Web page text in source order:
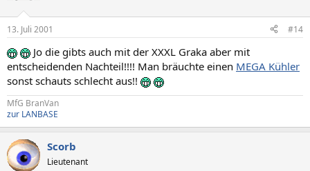
13. Juli 2001 #14
Jo die gibts auch mit der XXXL Graka aber mit
entscheidenden Nachteil!!!! Man bräuchte einen MEGA Kühler
sonst schauts schlecht aus!!
MfG BranVan
zur LANBASE
Scorb
Lieutenant